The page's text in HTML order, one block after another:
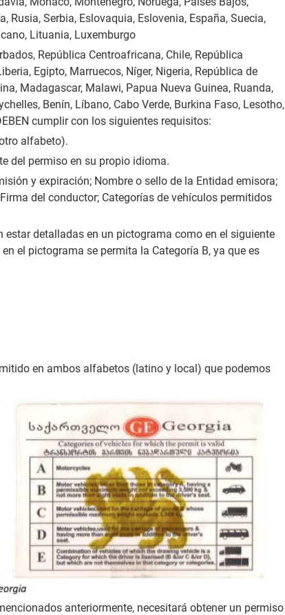
Rusia, Serbia, Eslovaquia, Eslovenia, España, Suecia,
Lituania, Luxemburgo
República Centroafricana, Chile, República
Egipto, Marruecos, Níger, Nigeria, República de
Madagascar, Malawi, Papua Nueva Guinea, Ruanda,
Benín, Líbano, Cabo Verde, Burkina Faso, Lesotho,
cumplir con los siguientes requisitos:
alfabeto).
del permiso en su propio idioma.
y expiración; Nombre o sello de la Entidad emisora;
del conductor; Categorías de vehículos permitidos
detalladas en un pictograma como en el siguiente
el pictograma se permita la Categoría B, ya que es
en ambos alfabetos (latino y local) que podemos
anteriormente, necesitará obtener un permiso